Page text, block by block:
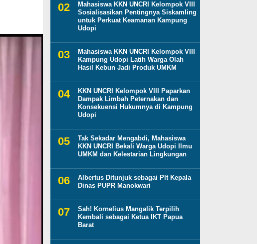
Mahasiswa KKN UNCRI Kelompok VIII
Sosialisasikan Pentingnya Siskamling
untuk Perkuat Keamanan Kampung
Udopi
Mahasiswa KKN UNCRI Kelompok VIII
Kampung Udopi Latih Warga Olah
Hasil Kebun Jadi Produk UMKM
KKN UNCRI Kelompok VIII Paparkan
Dampak Limbah Peternakan dan
Konsekuensi Hukumnya di Kampung
Udopi
Tak Sekadar Mengabdi, Mahasiswa
KKN UNCRI Bekali Warga Udopi Ilmu
UMKM dan Kelestarian Lingkungan
Albertus Ditunjuk sebagai Plt Kepala
Dinas PUPR Manokwari
Sah! Kornelius Mangalik Terpilih
Kembali sebagai Ketua IKT Papua
Barat